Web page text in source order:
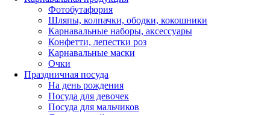
Фотобутафория
Шляпы, колпачки, ободки, кокошники
Карнавальные наборы, аксессуары
Конфетти, лепестки роз
Карнавальные маски
Очки
Праздничная посуда
На день рождения
Посуда для девочек
Посуда для мальчиков